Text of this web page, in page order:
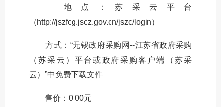
地点：苏采云平台
（http://jszfcg.jscz.gov.cn/jszc/login）
方式：“无锡政府采购网--江苏省政府采购
（苏采云）平台或政府采购客户端（苏采
云）”中免费下载文件
售价：0.00元